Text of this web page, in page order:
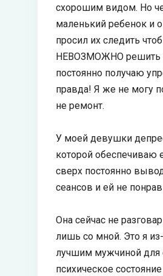
схорошим видом. Но
маленький ребенок и
просил их следить
НЕВОЗМОЖНО решить
постоянно получаю
правда! Я же не могу
не ремонт.
У моей девушки
которой обеспечиваю
сверх постоянно
сеансов и ей не
Она сейчас не
лишь со мной. Это я
лучшим мужчиной для
психическое